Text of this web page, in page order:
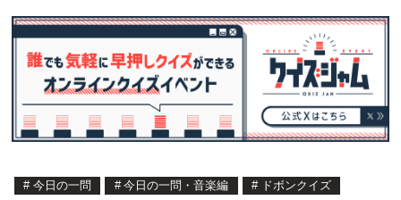
# 今日の一問 # 今日の一問・音楽編 # ドボンクイズ